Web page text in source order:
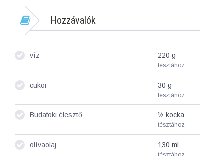
Hozzávalók
víz 220 g
tésztához
cukor 30 g
tésztához
Budafoki élesztő ½ kocka
tésztához
olívaolaj 130 ml
tésztához